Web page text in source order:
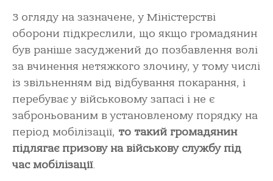
З огляду на зазначене, у Міністерстві
оборони підкреслили, що якщо громадянин
був раніше засуджений до позбавлення волі
за вчинення нетяжкого злочину, у тому числі
із звільненням від відбування покарання, і
перебуває у військовому запасі і не є
заброньованим в установленому порядку на
період мобілізації, то такий громадянин
підлягає призову на військову службу під
час мобілізації.